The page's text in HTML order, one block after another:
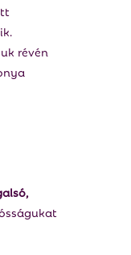
révén